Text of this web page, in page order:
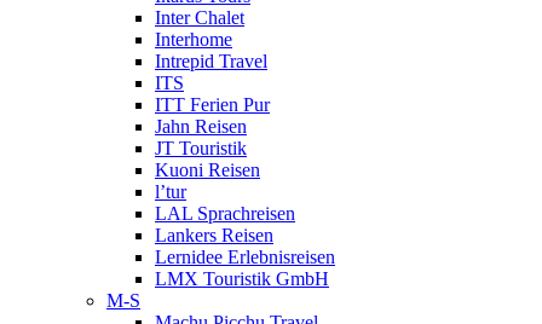
Inter Chalet
Interhome
Intrepid Travel
ITS
ITT Ferien Pur
Jahn Reisen
JT Touristik
Kuoni Reisen
l’tur
LAL Sprachreisen
Lankers Reisen
Lernidee Erlebnisreisen
LMX Touristik GmbH
M-S